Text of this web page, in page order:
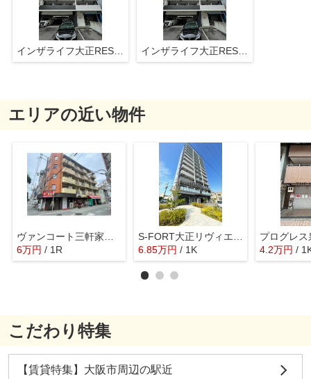
インザライフ大正RESIDENCE 仲介手数料無料
エリアの近い物件
ヴァンコート三軒家東 仲介手数料無料
6万円 / 1R
S-FORT大正リヴィエール 仲介手数料無料
6.85万円 / 1K 4.2万円 /
こだわり特集
【賃貸特集】大阪市周辺の駅近